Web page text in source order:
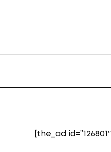
[the_ad id=”126801″]